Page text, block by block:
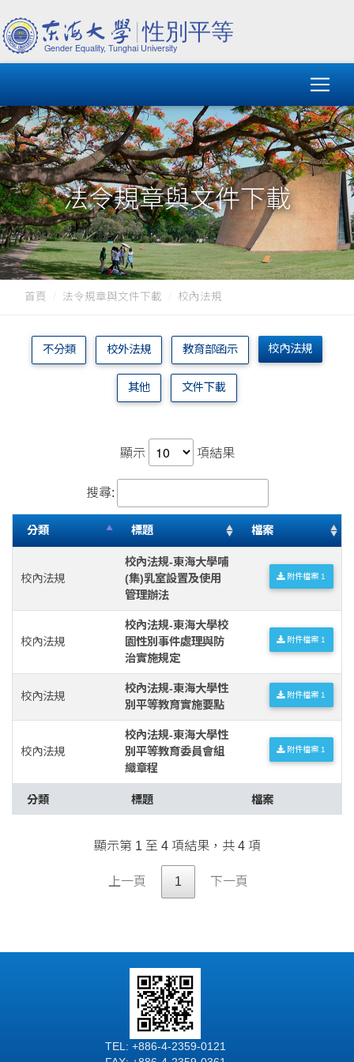
法令規章與文件下載
首頁 法令規章與文件下載 校內法規
不分類 校外法規 教育部函示 校內法規
其他 文件下載
顯示 項結果
搜尋:
分類 標題 檔案
校內法規
校內法規-東海大學哺
(集)乳室設置及使用
管理辦法
附件檔案 1
校內法規
校內法規-東海大學校
園性別事件處理與防
治實施規定
附件檔案 1
校內法規
校內法規-東海大學性
別平等教育實施要點
附件檔案 1
校內法規
校內法規-東海大學性
別平等教育委員會組
織章程
附件檔案 1
分類 標題 檔案
顯示第 1 至 4 項結果，共 4 項
上一頁 1 下一頁
TEL: +886-4-2359-0121